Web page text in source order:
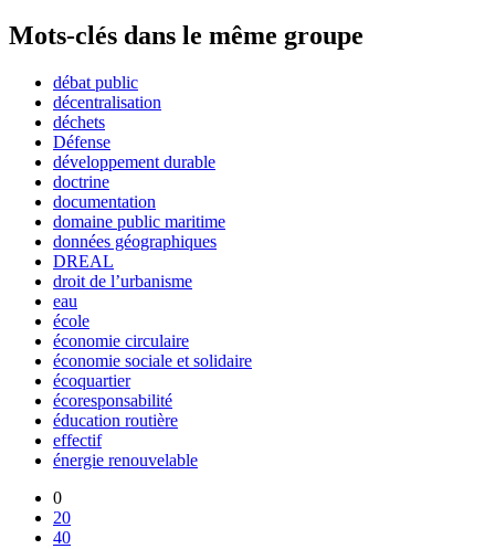
Mots-clés dans le même groupe
débat public
décentralisation
déchets
Défense
développement durable
doctrine
documentation
domaine public maritime
données géographiques
DREAL
droit de l’urbanisme
eau
école
économie circulaire
économie sociale et solidaire
écoquartier
écoresponsabilité
éducation routière
effectif
énergie renouvelable
0
20
40